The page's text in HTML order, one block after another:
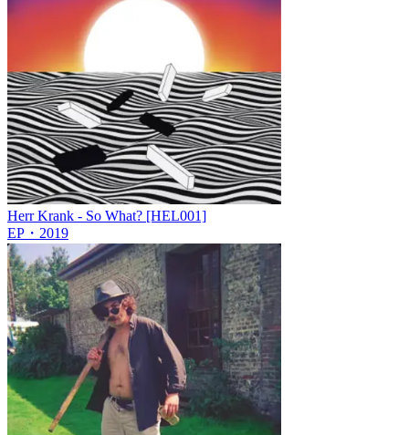
Herr Krank - So What? [HEL001]
EP ・ 2019